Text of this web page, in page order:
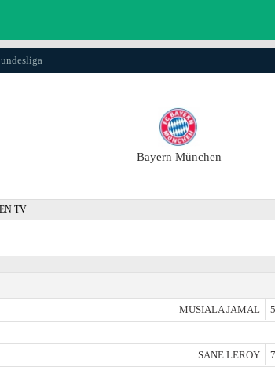
Bayern München
TV
MUSIALA JAMAL
SANE LEROY